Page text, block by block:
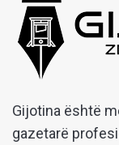
Gijotina është
gazetarë